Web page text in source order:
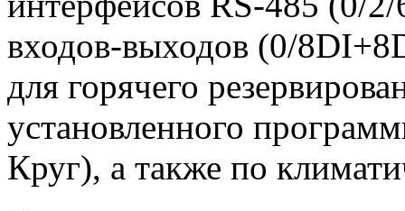
входов-выходов (0/
для горячего
установленного
Круг), а также по